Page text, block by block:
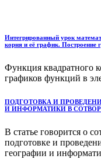
Интегрированный урок
корня и её график. Построение
Функция квадратного
графиков функций в
ПОДГОТОВКА И
И ИНФОРМАТИКИ В
В статье говорится о
подготовке и
географии и